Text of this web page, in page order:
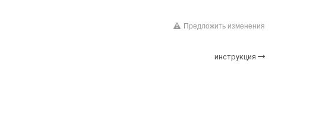
Предложить изменения
инструкция